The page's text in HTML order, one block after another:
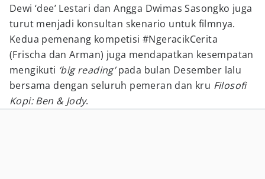
Dewi ‘dee’ Lestari dan Angga Dwimas Sasongko juga
turut menjadi konsultan skenario untuk filmnya.
Kedua pemenang kompetisi #NgeracikCerita
(Frischa dan Arman) juga mendapatkan kesempatan
mengikuti ‘big reading’pada bulan Desember lalu
bersama dengan seluruh pemeran dan kru Filosofi
Kopi: Ben & Jody.